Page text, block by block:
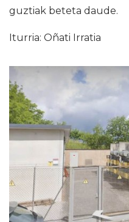
guztiak beteta daude.
Iturria: Oñati Irratia